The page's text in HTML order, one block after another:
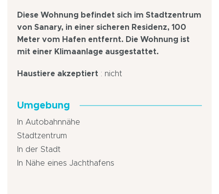
Diese Wohnung befindet sich im Stadtzentrum
von Sanary, in einer sicheren Residenz, 100
Meter vom Hafen entfernt. Die Wohnung ist
mit einer Klimaanlage ausgestattet.
Haustiere akzeptiert : nicht
Umgebung
In Autobahnnähe
Stadtzentrum
In der Stadt
In Nähe eines Jachthafens